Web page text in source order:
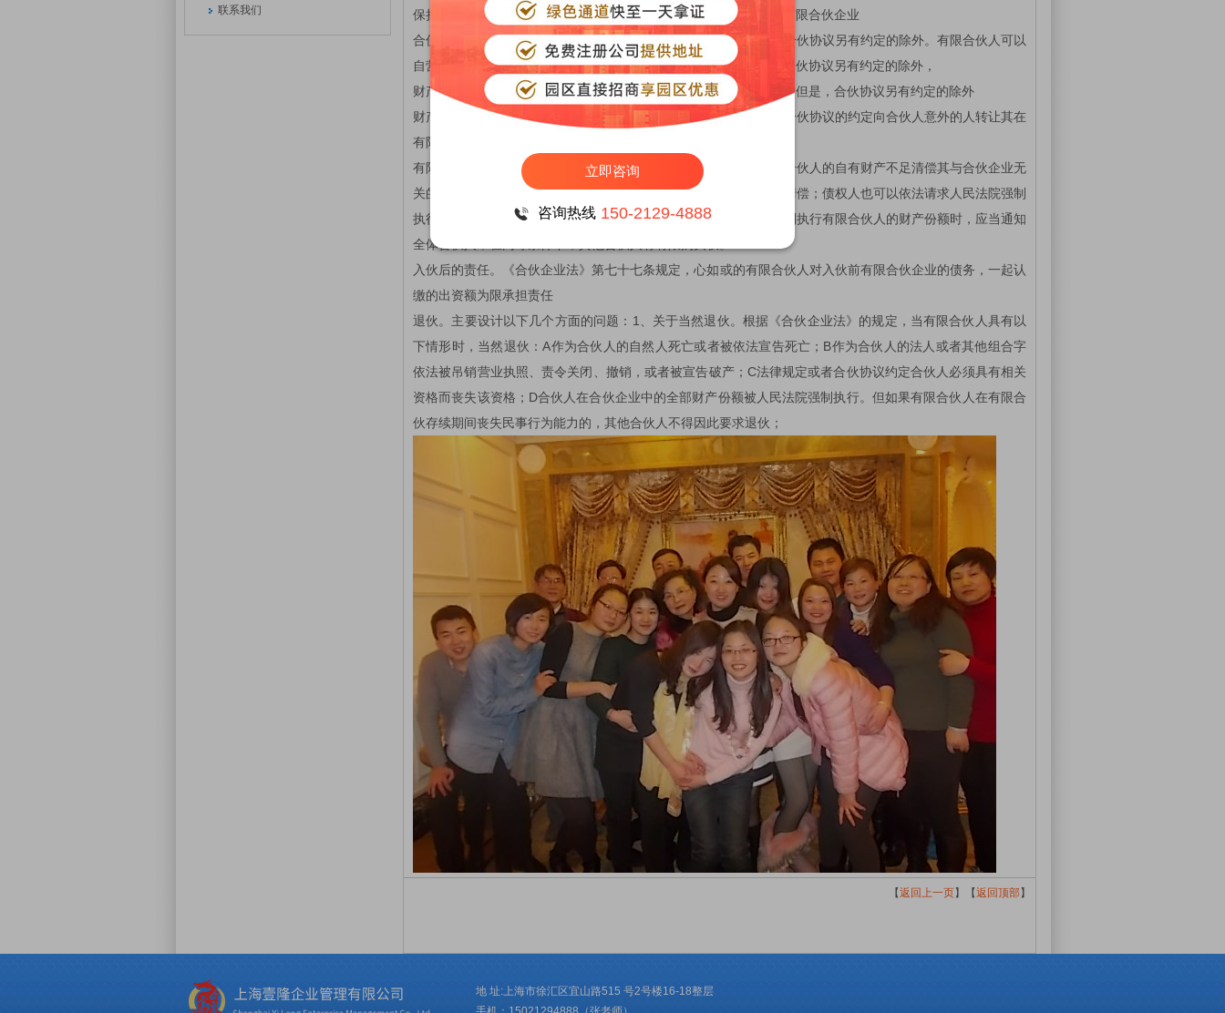
联系我们
保持及报酬提取方式。有限合伙人不执行合伙事务，不得对外代表有限合伙企业
合伙人义务。有限合伙人可以同本有限合伙企业进行交易；但是，合伙协议另有约定的除外。有限合伙人可以
自营或者同他人合作经营与本有限合伙企业相竞争的业务；但是，合伙协议另有约定的除外，
财产出质。有限合伙人可以将其在有限合伙企业中的财产份额出质；但是，合伙协议另有约定的除外
财产转让。《合伙企业法》第七十三条规定，有限合伙人可以按照合伙协议的约定向合伙人意外的人转让其在
有限合伙企业中的财产份额，但应当提前30日通知其他合伙人
有限合伙人个人债务清偿。《合伙企业法》第七十四条规定，有限合伙人的自有财产不足清偿其与合伙企业无
关的债务的，该合伙人可以以其从有限合伙企业中分取的收益用于清偿；债权人也可以依法请求人民法院强制
执行该合伙人在有限合伙企业中的财产份额用于清偿。人民法院强制执行有限合伙人的财产份额时，应当通知
全体合伙人，在同等条件下，其他合伙人有有限购买权。
入伙后的责任。《合伙企业法》第七十七条规定，心如或的有限合伙人对入伙前有限合伙企业的债务，一起认
缴的出资额为限承担责任
退伙。主要设计以下几个方面的问题：1、关于当然退伙。根据《合伙企业法》的规定，当有限合伙人具有以
下情形时，当然退伙：A作为合伙人的自然人死亡或者被依法宣告死亡；B作为合伙人的法人或者其他组合字
依法被吊销营业执照、责令关闭、撤销，或者被宣告破产；C法律规定或者合伙协议约定合伙人必须具有相关
资格而丧失该资格；D合伙人在合伙企业中的全部财产份额被人民法院强制执行。但如果有限合伙人在有限合
伙存续期间丧失民事行为能力的，其他合伙人不得因此要求退伙；
【返回上一页】【返回顶部】
地 址:上海市徐汇区宜山路515 号2号楼16-18整层
立即咨询
咨询热线 150-2129-4888